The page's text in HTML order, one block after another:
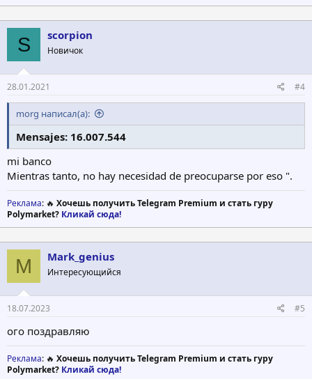
S scorpion
Новичок
28.01.2021 #4
morg написал(а):
Mensajes: 16.007.544
mi banco
Mientras tanto, no hay necesidad de preocuparse por eso ".
Реклама: 🔥 Хочешь получить Telegram Premium и стать гуру
Polymarket? Кликай сюда!
M Mark_genius
Интересующийся
18.07.2023 #5
ого поздравляю
Реклама: 🔥 Хочешь получить Telegram Premium и стать гуру
Polymarket? Кликай сюда!